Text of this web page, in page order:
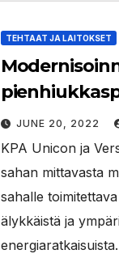
TEHTAAT JA LAITOKSET
merkittävästi
Otavassa
JUNE 20, 2022
KPA Unicon ja
sahan mittavasta
sahalle
älykkäistä ja